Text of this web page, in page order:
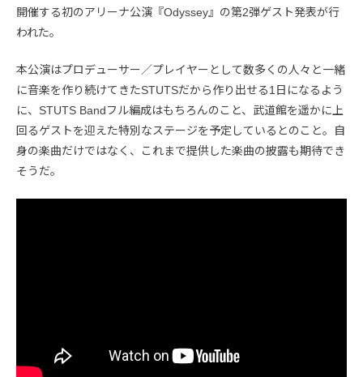
開催する初のアリーナ公演『Odyssey』の第2弾ゲスト発表が行
われた。
本公演はプロデューサー／プレイヤーとして数多くの人々と一緒
に音楽を作り続けてきたSTUTSだから作り出せる1日になるよう
に、STUTS Bandフル編成はもちろんのこと、武道館を遥かに上
回るゲストを迎えた特別なステージを予定しているとのこと。自
身の楽曲だけではなく、これまで提供した楽曲の披露も期待でき
そうだ。